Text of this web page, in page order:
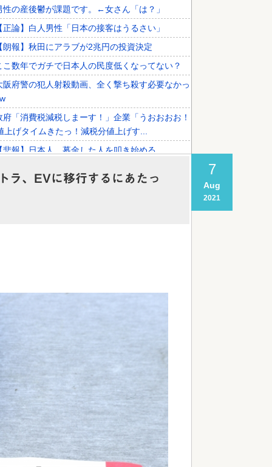
持している理由に韓国人が衝撃！」... NEW!
先国家で1位に！」→「日本の手...NEW!
導入へ！最大1000kmの航...
性の産後鬱が課題です。←女さん「は？」
正論】白人男性「日本の接客はうるさい」
朗報】秋田にアラブが2兆円の投資決定
こ数年でガチで日本人の民度低くなってない？
阪府警の犯人射殺動画、全く撃ち殺す必要なかっ
府「消費税減税しまーす！」企業「うおおおお！
上げタイムきたっ！減税分値上げす...
悲報】日本人、募金した人を叩き始める
7
Aug
2021
ラ、EVに移行するにあたっ